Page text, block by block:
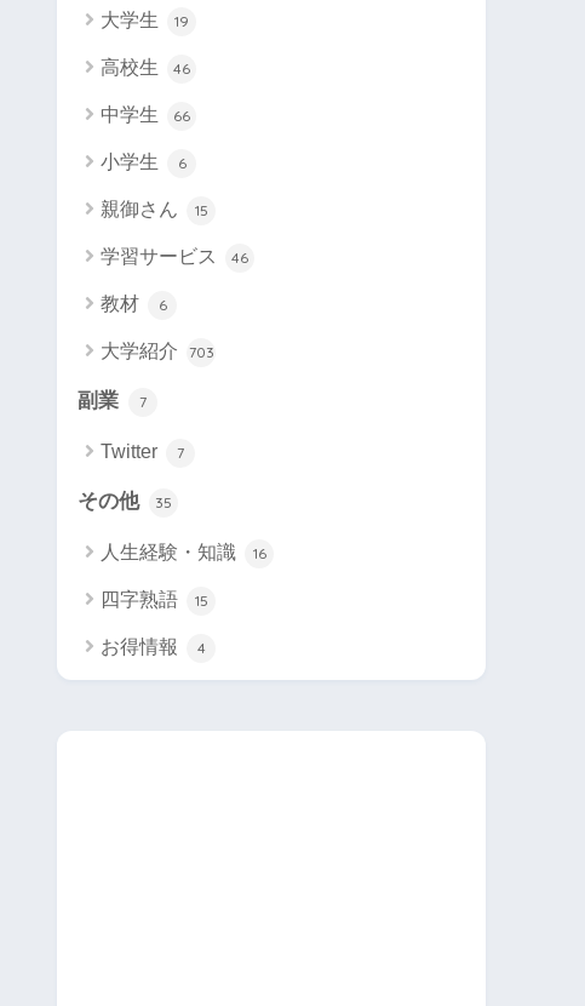
大学生 19
高校生 46
中学生 66
小学生 6
親御さん 15
学習サービス 46
教材 6
大学紹介 703
副業 7
Twitter 7
その他 35
人生経験・知識 16
四字熟語 15
お得情報 4